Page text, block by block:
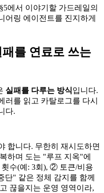
에서 이야기할 가드레일의
어링 에이전트를 진지하게
를 연료로 쓰는
실패를 다루는 방식입니다.
러를 읽고 카탈로그를 다시
다.
합니다. 무한히 재시도하면
하며 도는 "루프 지옥"에
수(예: 3회), ② 토큰/비용
" 같은 정체 감지를 함께
끊을지는 운영 영역이라,